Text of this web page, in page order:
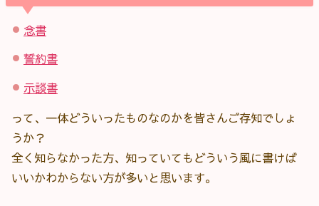
念書
誓約書
示談書
って、一体どういったものなのかを皆さんご存知でしょ
うか？
全く知らなかった方、知っていてもどういう風に書けば
いいかわからない方が多いと思います。